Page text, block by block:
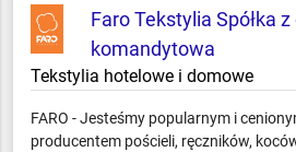
Faro Tekstylia Spółka z
komandytowa
Tekstylia hotelowe i domowe
FARO - Jesteśmy popularnym i
producentem pościeli, ręczników,